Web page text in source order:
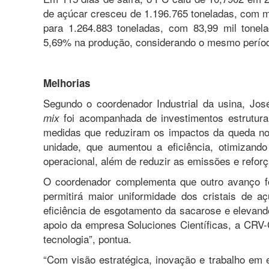
de açúcar cresceu de 1.196.765 toneladas, com
para 1.264.883 toneladas, com 83,99 mil
5,69% na produção, considerando o mesmo
Melhorias
Segundo o coordenador Industrial da usina,
mix foi acompanhada de investimentos
medidas que reduziram os impactos da queda
unidade, que aumentou a eficiência,
operacional, além de reduzir as emissões e
O coordenador complementa que outro
permitirá maior uniformidade dos cristais de
eficiência de esgotamento da sacarose e
apoio da empresa Soluciones Científicas, a
tecnologia”, pontua.
“Com visão estratégica, inovação e trabalho